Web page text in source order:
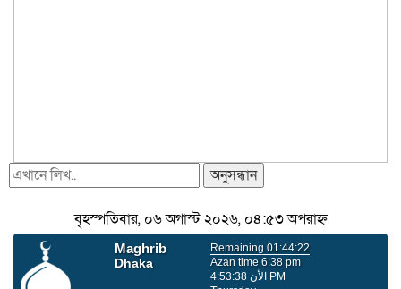
অনুসন্ধান
বৃহস্পতিবার, ০৬ অগাস্ট ২০২৬, ০৪:৫৩ অপরাহ্ন